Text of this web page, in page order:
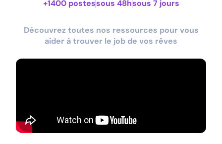
+1400 postessous 48hsous 7 jours
Découvrez toutes nos ressources pour vous
aider à trouver le job de vos rêves